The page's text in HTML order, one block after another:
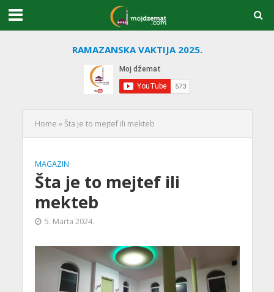
RAMAZANSKA VAKTIJA 2025.
Home »Šta je to mejtef ili mekteb
MAGAZIN
Šta je to mejtef ili
mekteb
5. Marta 2024.